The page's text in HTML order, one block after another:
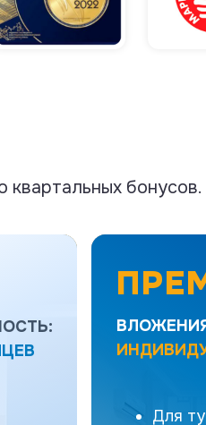
бонусов.
Для